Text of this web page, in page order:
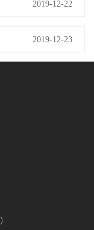
2019-12-22
2019-12-23
）